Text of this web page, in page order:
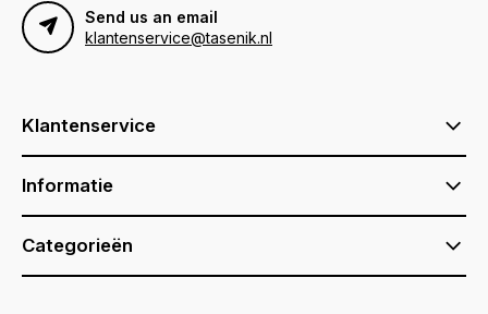
Send us an email
klantenservice@tasenik.nl
Klantenservice
Informatie
Categorieën